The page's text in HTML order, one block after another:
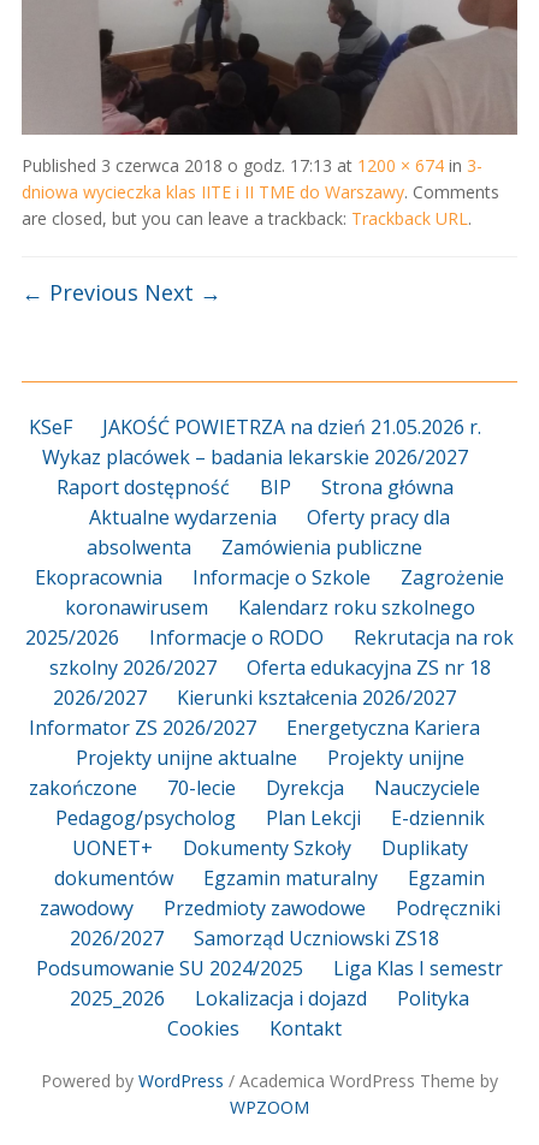
Published 3 czerwca 2018 o godz. 17:13 at 1200 × 674in 3-
dniowa wycieczka klas IITE i II TME do Warszawy. Comments
are closed, but you can leave a trackback: Trackback URL.
← Previous Next →
KSeF
JAKOŚĆ POWIETRZA na dzień 21.05.2026 r.
Wykaz placówek – badania lekarskie 2026/2027
Raport dostępność
BIP
Strona główna
Aktualne wydarzenia
Oferty pracy dla
absolwenta
Zamówienia publiczne
Ekopracownia
Informacje o Szkole
Zagrożenie
koronawirusem
Kalendarz roku szkolnego
2025/2026
Informacje o RODO
Rekrutacja na rok
szkolny 2026/2027
Oferta edukacyjna ZS nr 18
2026/2027
Kierunki kształcenia 2026/2027
Informator ZS 2026/2027
Energetyczna Kariera
Projekty unijne aktualne
Projekty unijne
zakończone
70-lecie Dyrekcja
Nauczyciele
Pedagog/psycholog
Plan Lekcji
E-dziennik
UONET+
Dokumenty Szkoły
Duplikaty
dokumentów
Egzamin maturalny
Egzamin
zawodowy
Przedmioty zawodowe
Podręczniki
2026/2027
Samorząd Uczniowski ZS18
Podsumowanie SU 2024/2025
Liga Klas I semestr
2025_2026
Lokalizacja i dojazd
Polityka
Cookies
Kontakt
Powered by WordPress / Academica WordPress Theme by
WPZOOM